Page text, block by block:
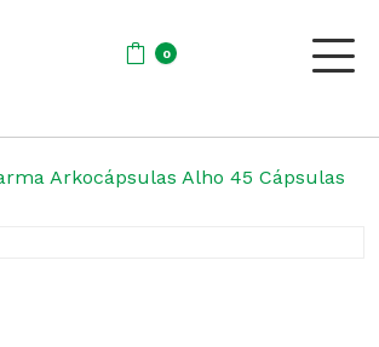
0
Arkocápsulas Alho 45 Cápsulas